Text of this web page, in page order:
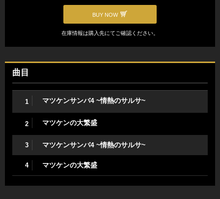
BUY NOW
在庫情報は購入先にてご確認ください。
曲目
1 マツケンサンバ4 ~情熱のサルサ~
2 マツケンの大繁盛
3 マツケンサンバ4 ~情熱のサルサ~
4 マツケンの大繁盛